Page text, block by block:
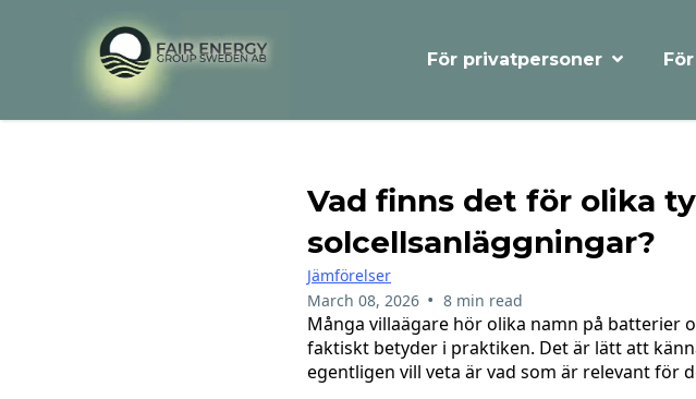
För privatpersoner
Vad finns det för olika
solcellsanläggningar?
Jämförelser
March 08, 2026 • 8 min read
Många villaägare hör olika namn på batterier
faktiskt betyder i praktiken. Det är lätt att
egentligen vill veta är vad som är relevant för